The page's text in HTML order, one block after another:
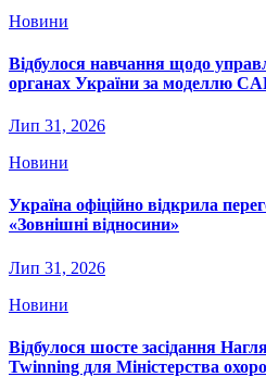
Новини
Відбулося навчання щодо
органах України за моделлю
Лип 31, 2026
Новини
Україна офіційно відкрила
«Зовнішні відносини»
Лип 31, 2026
Новини
Відбулося шосте засідання
Twinning для Міністерства